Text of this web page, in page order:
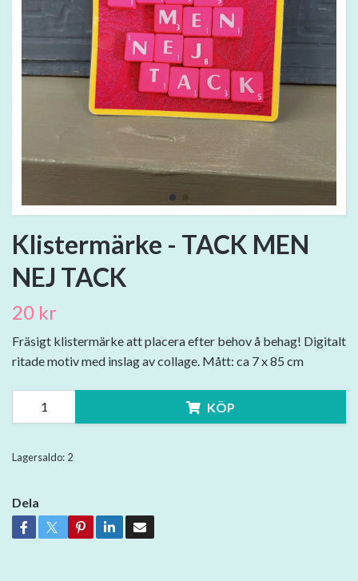
Klistermärke - TACK MEN
NEJ TACK
20 kr
Fräsigt klistermärke att placera efter behov å behag! Digitalt
ritade motiv med inslag av collage. Mått: ca 7 x 85 cm
KÖP
Lagersaldo: 2
Dela